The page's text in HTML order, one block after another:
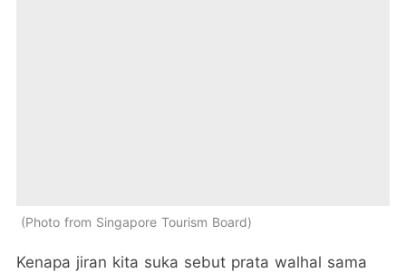
Photo from Singapore Tourism Board
Kenapa jiran kita suka sebut prata walhal sama